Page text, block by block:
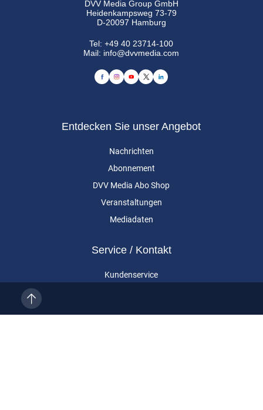
DVV Media Group GmbH
Heidenkampsweg 73-79
D-20097 Hamburg
Tel:+49 40 23714-100
Mail: info@dvvmedia.com
Entdecken Sie unser Angebot
Nachrichten
Abonnement
DVV Media Abo Shop
Veranstaltungen
Mediadaten
Service / Kontakt
Kundenservice